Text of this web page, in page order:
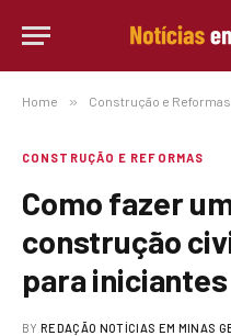
Home » Construção e Reformas
CONSTRUÇÃO E REFORMAS
Como fazer
construção
para iniciantes
BY REDAÇÃO NOTÍCIAS EM MINAS